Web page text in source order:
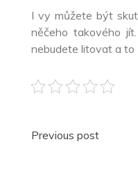
I vy můžete být
něčeho takového
nebudete litovat a to
Navigace
Previous post